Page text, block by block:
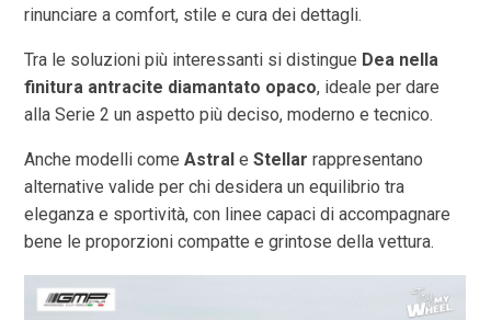
rinunciare a comfort, stile e cura dei dettagli.
Tra le soluzioni più interessanti si distingue Dea nella
finitura antracite diamantato opaco, ideale per dare
alla Serie 2 un aspetto più deciso, moderno e tecnico.
Anche modelli comeAstral eStellar rappresentano
alternative valide per chi desidera un equilibrio tra
eleganza e sportività, con linee capaci di accompagnare
bene le proporzioni compatte e grintose della vettura.